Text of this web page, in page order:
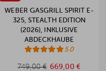
WEBER GASGRILL SPIRIT E-
325, STEALTH EDITION
(2026), INKLUSIVE
ABDECKHAUBE
5.0
749,00 € 669,00 €